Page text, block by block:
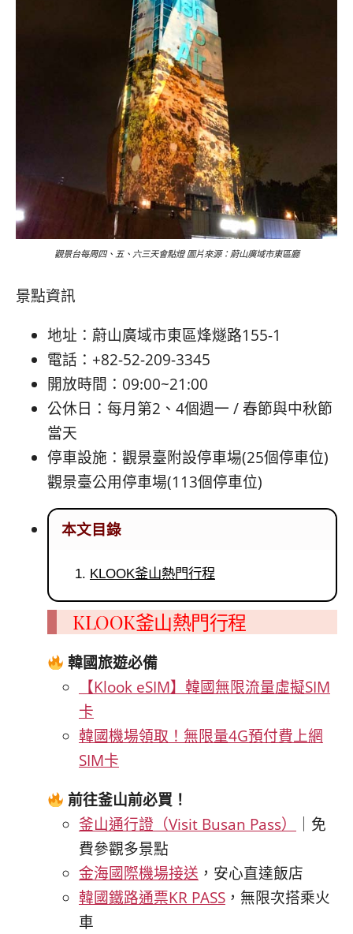
觀景台每周四、五、六三天會點燈 圖片來源：蔚山廣域市東區廳
景點資訊
地址：蔚山廣域市東區烽燧路155-1
電話：+82-52-209-3345
開放時間：09:00~21:00
公休日：每月第2、4個週一 / 春節與中秋節
當天
停車設施：觀景臺附設停車場(25個停車位)
觀景臺公用停車場(113個停車位)
本文目錄
KLOOK釜山熱門行程
KLOOK釜山熱門行程
韓國旅遊必備
【Klook eSIM】韓國無限流量虛擬SIM
卡
韓國機場領取！無限量4G預付費上網
SIM卡
前往釜山前必買！
釜山通行證（Visit Busan Pass）
｜免
費參觀多景點
金海國際機場接送 ，安心直達飯店
韓國鐵路通票KR PASS ，無限次搭乘火
車